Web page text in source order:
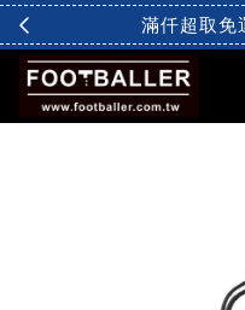
滿仟超取免